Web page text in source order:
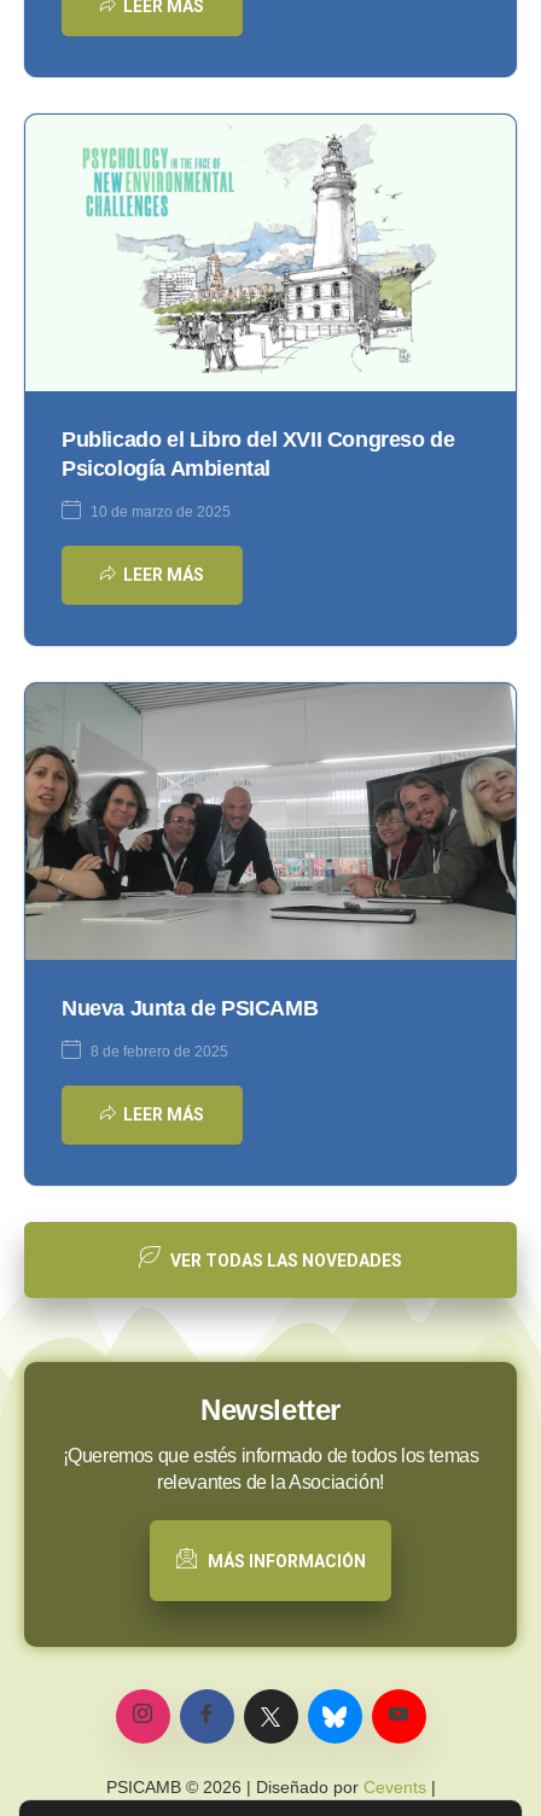
LEER MÁS
Publicado el Libro del XVII Congreso de
Psicología Ambiental
10 de marzo de 2025
LEER MÁS
Nueva Junta de PSICAMB
8 de febrero de 2025
LEER MÁS
VER TODAS LAS NOVEDADES
Newsletter
¡Queremos que estés informado de todos los temas
relevantes de la Asociación!
MÁS INFORMACIÓN
PSICAMB © 2026 | Diseñado por Cevents|